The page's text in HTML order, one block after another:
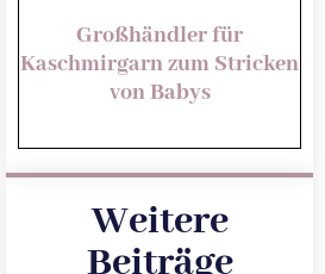
Großhändler für
Kaschmirgarn zum Stricken
von Babys
Weitere
Beiträge